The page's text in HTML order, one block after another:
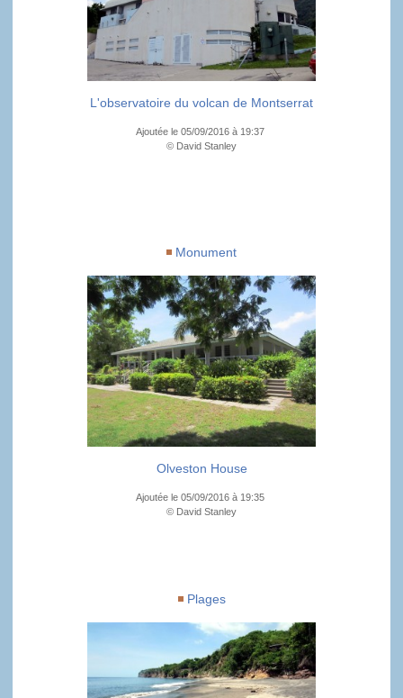
L'observatoire du volcan de Montserrat
Ajoutée le 05/09/2016 à 19:37
© David Stanley
Monument
Olveston House
Ajoutée le 05/09/2016 à 19:35
© David Stanley
Plages